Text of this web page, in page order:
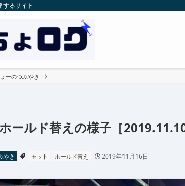
るサイト
ーのつぶやき
ールド替えの様子［2019.11.10
やき セット ホールド替え 2019年11月16日